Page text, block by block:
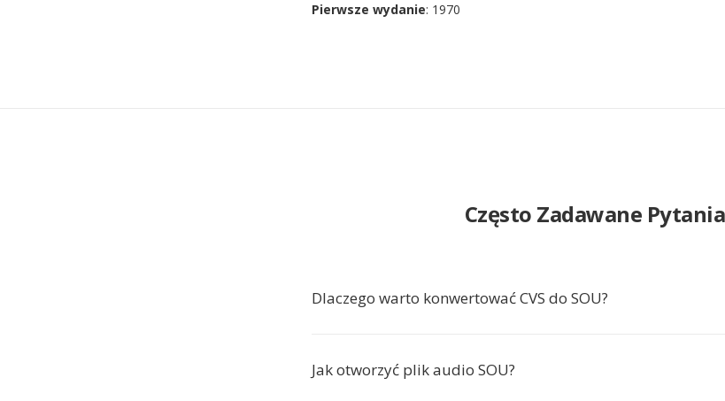
Pierwsze wydanie: 1970
Często Zadawane Pytania
Dlaczego warto konwertować CVS do SOU?
Jak otworzyć plik audio SOU?